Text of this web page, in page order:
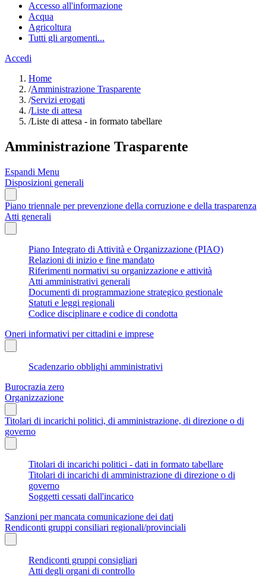
Accesso all'informazione
Acqua
Agricoltura
Tutti gli argomenti...
Accedi
Home
/Amministrazione Trasparente
/Servizi erogati
/Liste di attesa
/Liste di attesa - in formato tabellare
Amministrazione Trasparente
Espandi Menu
Disposizioni generali
Piano triennale per prevenzione della corruzione e della trasparenza
Atti generali
Piano Integrato di Attività e Organizzazione (PIAO)
Relazioni di inizio e fine mandato
Riferimenti normativi su organizzazione e attività
Atti amministrativi generali
Documenti di programmazione strategico gestionale
Statuti e leggi regionali
Codice disciplinare e codice di condotta
Oneri informativi per cittadini e imprese
Scadenzario obblighi amministrativi
Burocrazia zero
Organizzazione
Titolari di incarichi politici, di amministrazione, di direzione o di
governo
Titolari di incarichi politici - dati in formato tabellare
Titolari di incarichi di amministrazione di direzione o di
governo
Soggetti cessati dall'incarico
Sanzioni per mancata comunicazione dei dati
Rendiconti gruppi consiliari regionali/provinciali
Rendiconti gruppi consigliari
Atti degli organi di controllo